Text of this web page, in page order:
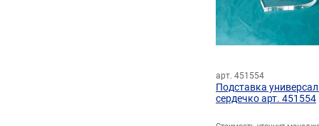
арт. 451554
Подставка
сердечко арт. 451554